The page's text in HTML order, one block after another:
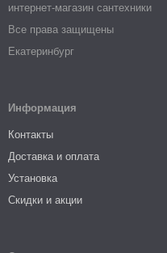
интернет-магазин сантехники
Все права защищены
Екатеринбург
Информация
Контакты
Доставка и оплата
Установка
Скидки и акции